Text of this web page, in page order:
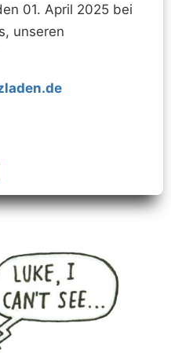
01. April 2025 bei
unseren